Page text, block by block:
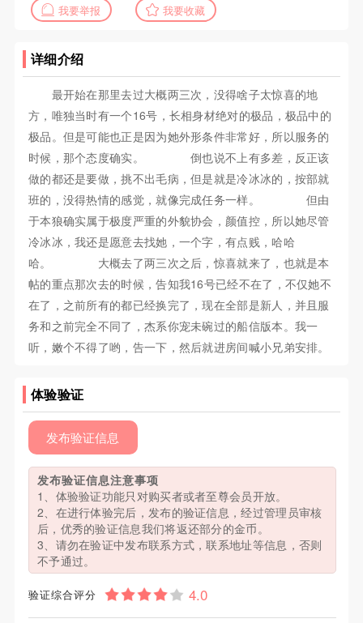
我要举报 我要收藏
详细介绍
最开始在那里去过大概两三次，没得啥子太惊喜的地
方，唯独当时有一个16号，长相身材绝对的极品，极品中的
极品。但是可能也正是因为她外形条件非常好，所以服务的
时候，那个态度确实。 倒也说不上有多差，反正该
做的都还是要做，挑不出毛病，但是就是冷冰冰的，按部就
班的，没得热情的感觉，就像完成任务一样。 但由
于本狼确实属于极度严重的外貌协会，颜值控，所以她尽管
冷冰冰，我还是愿意去找她，一个字，有点贱，哈哈
哈。 大概去了两三次之后，惊喜就来了，也就是本
帖的重点那次去的时候，告知我16号已经不在了，不仅她不
在了，之前所有的都已经换完了，现在全部是新人，并且服
务和之前完全不同了，杰系你宠未碗过的船信版本。我一
听，嫩个不得了哟，告一下，然后就进房间喊小兄弟安排。
体验验证
发布验证信息
发布验证信息注意事项
1、体验验证功能只对购买者或者至尊会员开放。
2、在进行体验完后，发布的验证信息，经过管理员审核
后，优秀的验证信息我们将返还部分的金币。
3、请勿在验证中发布联系方式，联系地址等信息，否则
不予通过。
验证综合评分